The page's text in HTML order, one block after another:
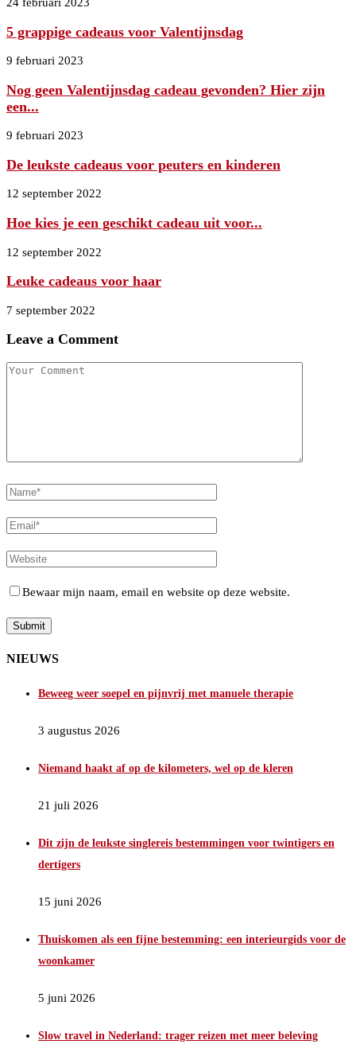
5 grappige cadeaus voor Valentijnsdag
9 februari 2023
Nog geen Valentijnsdag cadeau gevonden? Hier zijn
een...
9 februari 2023
De leukste cadeaus voor peuters en kinderen
12 september 2022
Hoe kies je een geschikt cadeau uit voor...
12 september 2022
Leuke cadeaus voor haar
7 september 2022
Leave a Comment
Bewaar mijn naam, email en website op deze website.
NIEUWS
Beweeg weer soepel en pijnvrij met manuele therapie
3 augustus 2026
Niemand haakt af op de kilometers, wel op de kleren
21 juli 2026
Dit zijn de leukste singlereis bestemmingen voor twintigers en
dertigers
15 juni 2026
Thuiskomen als een fijne bestemming: een interieurgids voor de
woonkamer
5 juni 2026
Slow travel in Nederland: trager reizen met meer beleving